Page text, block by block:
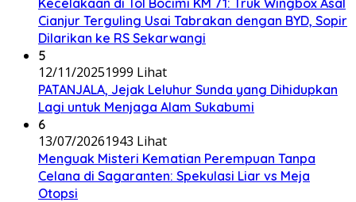
Cianjur Terguling Usai Tabrakan dengan BYD, Sopir
Dilarikan ke RS Sekarwangi
5
12/11/20251999 Lihat
PATANJALA, Jejak Leluhur Sunda yang Dihidupkan
Lagi untuk Menjaga Alam Sukabumi
6
13/07/20261943 Lihat
Menguak Misteri Kematian Perempuan Tanpa
Celana di Sagaranten: Spekulasi Liar vs Meja
Otopsi